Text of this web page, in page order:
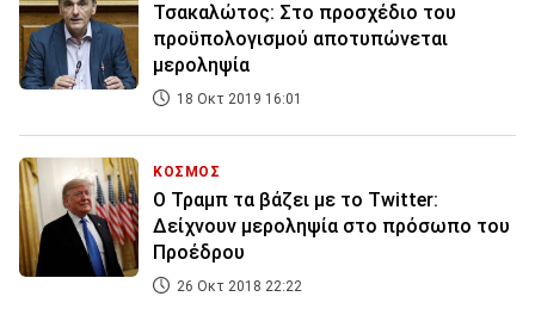
Τσακαλώτος: Στο προσχέδιο του
προϋπολογισμού αποτυπώνεται
μεροληψία
18 Οκτ 2019 16:01
ΚΟΣΜΟΣ
Ο Τραμπ τα βάζει με το Twitter:
Δείχνουν μεροληψία στο πρόσωπο του
Προέδρου
26 Οκτ 2018 22:22